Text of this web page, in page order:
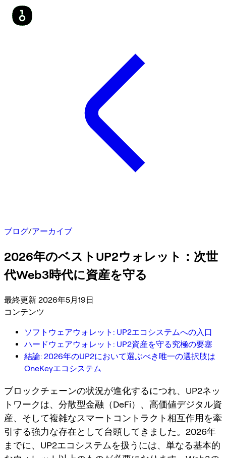
ブログ/アーカイブ
2026年のベストUP2ウォレット：次世
代Web3時代に資産を守る
最終更新 2026年5月19日
コンテンツ
ソフトウェアウォレット: UP2エコシステムへの入口
ハードウェアウォレット: UP2資産を守る究極の要塞
結論: 2026年のUP2において選ぶべき唯一の選択肢は
OneKeyエコシステム
ブロックチェーンの状況が進化するにつれ、UP2ネッ
トワークは、分散型金融（DeFi）、高価値デジタル資
産、そして複雑なスマートコントラクト相互作用を牽
引する強力な存在として台頭してきました。2026年
までに、UP2エコシステムを扱うには、単なる基本的